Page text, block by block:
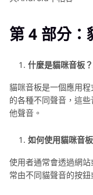
第 4 部分：
什麼是貓咪音板？
貓咪音板是一個應用
的各種不同聲音，這
他聲音。
如何使用貓咪音
使用者通常會透過網
常由不同貓聲音的按